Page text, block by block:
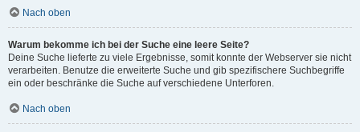
Nach oben
Warum bekomme ich bei der Suche eine leere Seite?
Deine Suche lieferte zu viele Ergebnisse, somit konnte der Webserver sie nicht
verarbeiten. Benutze die erweiterte Suche und gib spezifischere Suchbegriffe
ein oder beschränke die Suche auf verschiedene Unterforen.
Nach oben